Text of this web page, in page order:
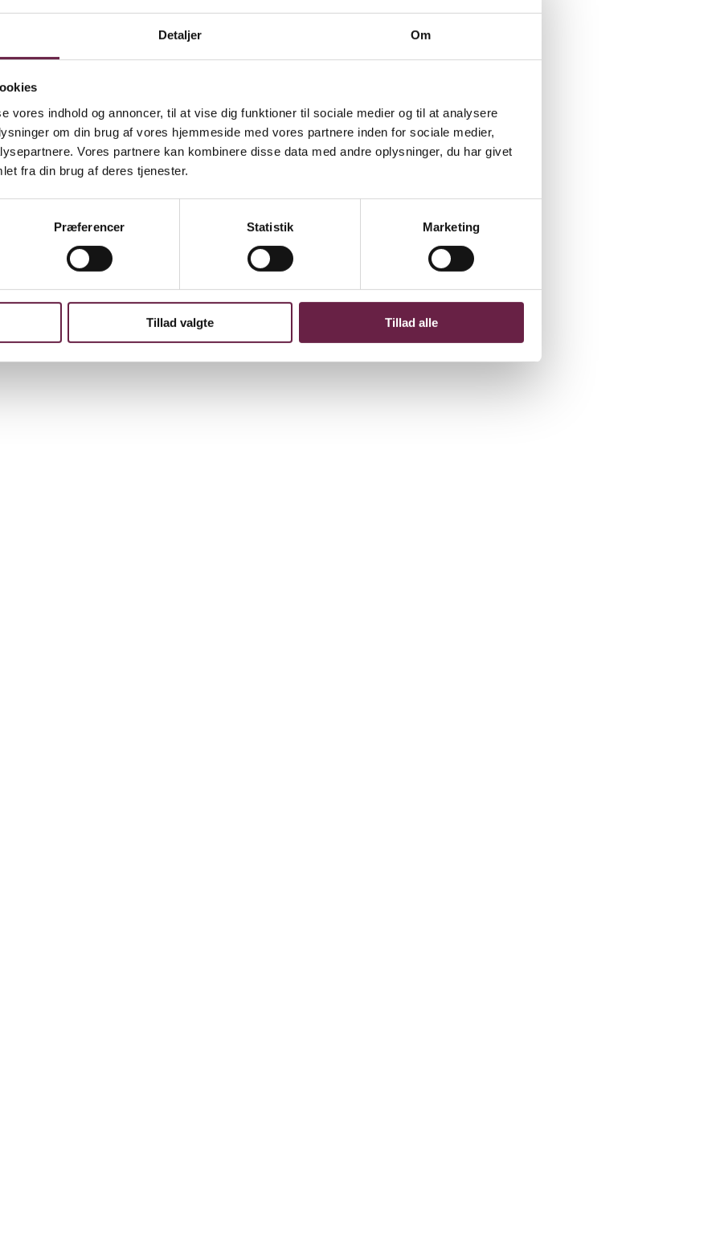
Detaljer Om
vores indhold og annoncer, til at vise dig funktioner til sociale medier og til at analysere
om din brug af vores hjemmeside med vores partnere inden for sociale medier,
Vores partnere kan kombinere disse data med andre oplysninger, du har givet
fra din brug af deres tjenester.
Præferencer Statistik Marketing
Tillad valgte Tillad alle